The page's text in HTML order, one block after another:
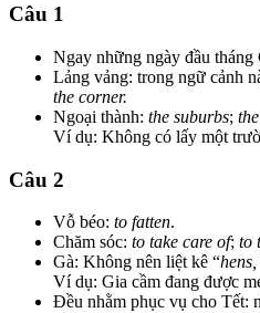
Câu 1
Ngay những ngày đầu tháng
Lảng vảng: trong ngữ cảnh
the corner.
Ngoại thành: the suburbs;
Ví dụ: Không có lấy một
Câu 2
Vỗ béo: to fatten.
Chăm sóc: to take care of; to
Gà: Không nên liệt kê “
Ví dụ: Gia cầm đang được
Đều nhằm phục vụ cho Tết: